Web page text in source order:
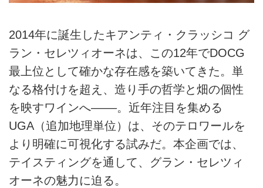
2014年に誕生したキアンティ・クラッシコ グ
ラン・セレツィオーネは、この12年でDOCG
最上位として確かな存在感を築いてきた。単
なる格付けを超え、造り手の哲学と畑の個性
を映すワインへ––––。近年注目を集める
UGA（追加地理単位）は、そのテロワールを
より明確に可視化する試みだ。本企画では、
テイスティングを通して、グラン・セレツィ
オーネの魅力に迫る。